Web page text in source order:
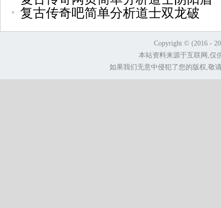
复古传奇吧简单分析道士双龙破
Copyright © (2016 -
本站资料来源于互联网,仅
如果我们无意中侵犯了您的版权,敬